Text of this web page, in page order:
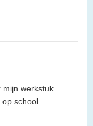
mijn werkstuk
op school